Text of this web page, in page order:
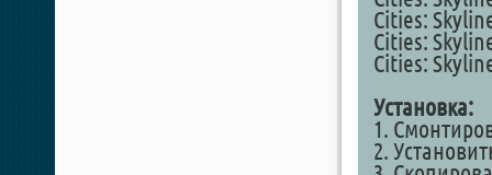
Cities:
Cities:
Cities:
Установка:
1.
2.